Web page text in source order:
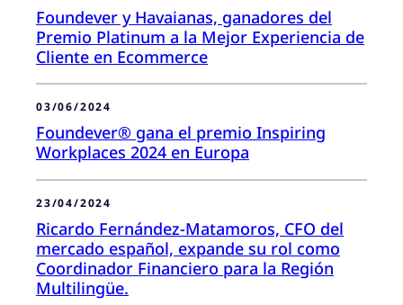
Foundever y Havaianas, ganadores del
Premio Platinum a la Mejor Experiencia de
Cliente en Ecommerce
03/06/2024
Foundever® gana el premio Inspiring
Workplaces 2024 en Europa
23/04/2024
Ricardo Fernández-Matamoros, CFO del
mercado español, expande su rol como
Coordinador Financiero para la Región
Multilingüe.